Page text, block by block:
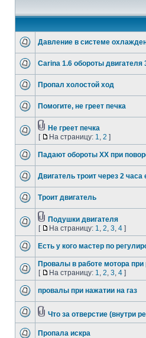
Давление в системе
Carina 1.6 обороты двигателя
Пропал холостой ход
Помогите, не греет печка
Не греет печка
[
На страницу: 1, 2 ]
Падают обороты ХХ при
Двигатель троит через 2 часа
Троит двигатель
Подушки двигателя
[
На страницу: 1, 2, 3, 4 ]
Есть у кого мастер по
Провалы в работе мотора при
[
На страницу: 1, 2, 3, 4 ]
провалы при нажатии на газ
Что за отверстие (внутри
Пропала искра